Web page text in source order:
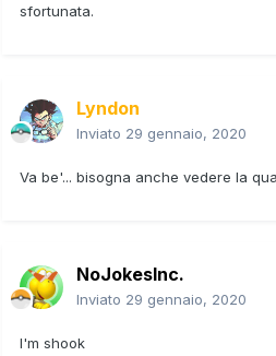
sfortunata.
Lyndon
Inviato 29 gennaio, 2020
Va be'... bisogna anche vedere la
NoJokesInc.
Inviato 29 gennaio, 2020
I'm shook